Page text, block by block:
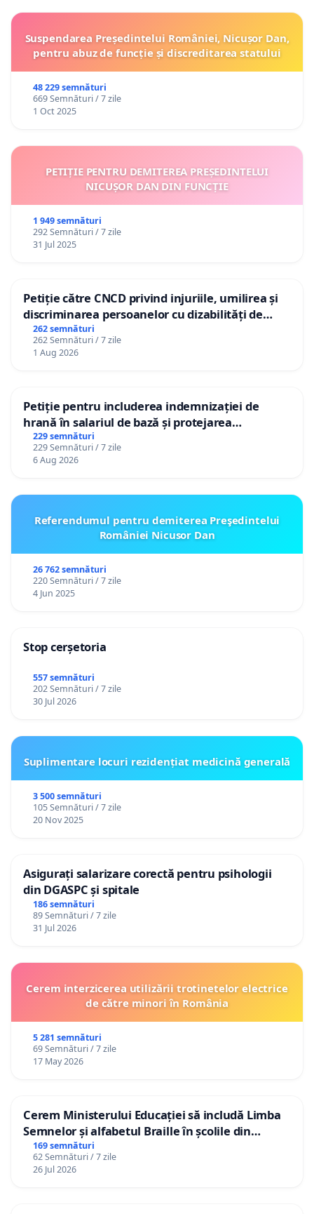
Suspendarea Președintelui României, Nicușor Dan,
pentru abuz de funcție și discreditarea statului
48 229 semnături
669 Semnături / 7 zile
1 Oct 2025
PETIȚIE PENTRU DEMITEREA PREȘEDINTELUI
NICUȘOR DAN DIN FUNCȚIE
1 949 semnături
292 Semnături / 7 zile
31 Jul 2025
Petiție către CNCD privind injuriile, umilirea și
discriminarea persoanelor cu dizabilități de
către utilizatorul TikTok „Gorici”
262 semnături
262 Semnături / 7 zile
1 Aug 2026
Petiție pentru includerea indemnizației de
hrană în salariul de bază și protejarea
gradațiilor de vechime pentru asistenții
personali
229 semnături
229 Semnături / 7 zile
6 Aug 2026
Referendumul pentru demiterea Preşedintelui
României Nicusor Dan
26 762 semnături
220 Semnături / 7 zile
4 Jun 2025
Stop cerșetoria
557 semnături
202 Semnături / 7 zile
30 Jul 2026
Suplimentare locuri rezidențiat medicină generală
3 500 semnături
105 Semnături / 7 zile
20 Nov 2025
Asigurați salarizare corectă pentru psihologii
din DGASPC și spitale
186 semnături
89 Semnături / 7 zile
31 Jul 2026
Cerem interzicerea utilizării trotinetelor electrice
de către minori în România
5 281 semnături
69 Semnături / 7 zile
17 May 2026
Cerem Ministerului Educației să includă Limba
Semnelor și alfabetul Braille în școlile din
Republica Moldova!
169 semnături
62 Semnături / 7 zile
26 Jul 2026